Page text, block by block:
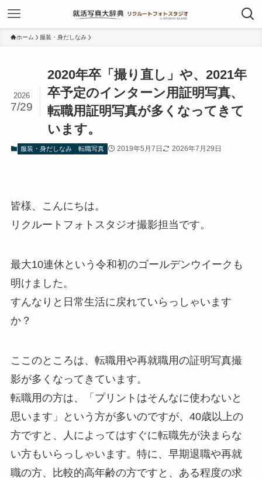
ホーム 服装・身だしなみ
2020年卒「撮り直し」や、2021年
卒予定のインターン用証明写真、
転職用証明写真が多くなってきて
います。
2026
7/29
服装・身だしなみ 転職写真 2019年5月7日 2026年7月29日
皆様、こんにちは。
リクルートフォトスタジオ撮影担当です。
最大10連休という令和初のゴールデンウイークも
明けました。
すんなりと日常生活に戻れていらっしゃいます
か？
ここのところは、転職用や再就職用の証明写真撮
影が多くなってきています。
転職用の方は、「プリントはそんなに使わないと
思います」という方が多いのですが、40歳以上の
方ですと、人によってはすぐに転職先が決まらな
い方もいらっしゃいます。特に、早期退職や再就
職の方、比較的高年齢の方ですと、ある程度の求